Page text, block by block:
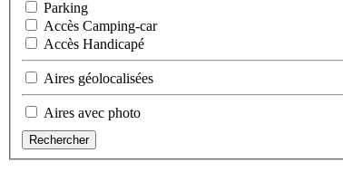
Parking
Accès Camping-car
Accès Handicapé
Aires géolocalisées
Aires avec photo
Rechercher